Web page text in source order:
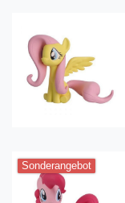
Sonderangebot